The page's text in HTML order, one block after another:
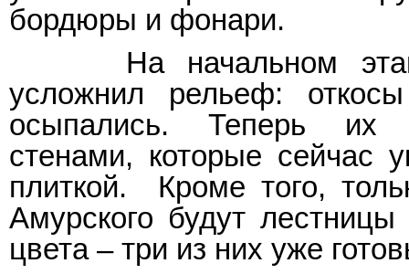
бордюры и фонари.
На начальном этапе
усложнил рельеф:
осыпались. Теперь их
стенами, которые сейчас
плиткой. Кроме того,
Амурского будут
цвета – три из них уже